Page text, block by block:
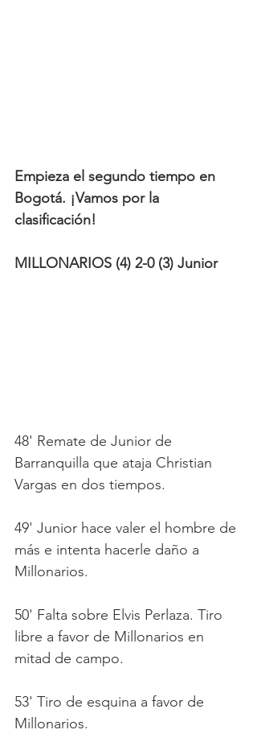
Empieza el segundo tiempo en
Bogotá. ¡Vamos por la
clasificación!
MILLONARIOS (4) 2-0 (3) Junior
48' Remate de Junior de
Barranquilla que ataja Christian
Vargas en dos tiempos.
49' Junior hace valer el hombre de
más e intenta hacerle daño a
Millonarios.
50' Falta sobre Elvis Perlaza. Tiro
libre a favor de Millonarios en
mitad de campo.
53' Tiro de esquina a favor de
Millonarios.